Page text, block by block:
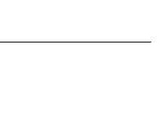
krachtige houten frame